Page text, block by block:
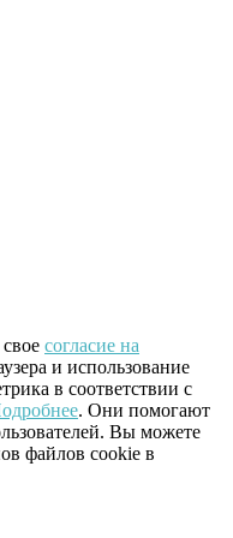
согласие на
и использование
в соответствии с
. Они помогают
Вы можете
файлов cookie в